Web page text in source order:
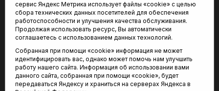
Виды спорта
Турнирные таблицы
«Спортивный меридиан»
Архив новостей
сервис Яндекс Метрика использует файлы «cookie» с целью
сбора технических данных посетителей для обеспечения
работоспособности и улучшения качества обслуживания.
Продолжая использовать ресурс, Вы автоматически
соглашаетесь с использованием данных технологий.
Собранная при помощи «cookie» информация не может
идентифицировать вас, однако может помочь нам улучшить
работу нашего сайта. Информация об использовании вами
данного сайта, собранная при помощи «cookie», будет
передаваться Яндексу и храниться на серверах Яндекса в